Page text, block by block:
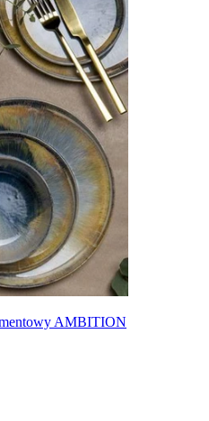
AMBITION